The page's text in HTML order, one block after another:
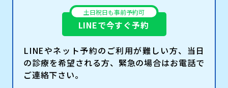
LINEで今すぐ予約
土日祝日も事前予約可
LINEやネット予約のご利用が難しい方、当日
の診療を希望される方、緊急の場合はお電話で
ご連絡下さい。